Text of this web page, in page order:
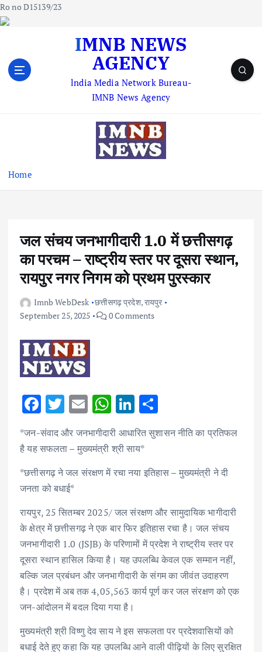
Ro no D15139/23
IMNB NEWS
AGENCY
lndia Media Network Bureau-
IMNB News Agency
Home
जल संचय जनभागीदारी 1.0 में छत्तीसगढ़
का परचम – राष्ट्रीय स्तर पर दूसरा स्थान,
रायपुर नगर निगम को प्रथम पुरस्कार
Imnb WebDesk छत्तीसगढ़ प्रदेश,रायपुर
September 25, 2025
0 Comments
F
ac
e
b
o
o
k
T
w
it
te
r
E
m
ai
l
W
h
at
s
A
p
Li
n
k
e
dI
ar
*जन-संवाद और जनभागीदारी आधारित सुशासन नीति का प्रतिफल
है यह सफलता – मुख्यमंत्री श्री साय*
*छत्तीसगढ़ ने जल संरक्षण में रचा नया इतिहास – मुख्यमंत्री ने दी
जनता को बधाई*
रायपुर, 25 सितम्बर 2025/ जल संरक्षण और सामुदायिक भागीदारी
के क्षेत्र में छत्तीसगढ़ ने एक बार फिर इतिहास रचा है। जल संचय
जनभागीदारी 1.0 (JSJB) के परिणामों में प्रदेश ने राष्ट्रीय स्तर पर
दूसरा स्थान हासिल किया है। यह उपलब्धि केवल एक सम्मान नहीं,
बल्कि जल प्रबंधन और जनभागीदारी के संगम का जीवंत उदाहरण
है। प्रदेश में अब तक 4,05,563 कार्य पूर्ण कर जल संरक्षण को एक
जन-आंदोलन में बदल दिया गया है।
मुख्यमंत्री श्री विष्णु देव साय ने इस सफलता पर प्रदेशवासियों को
बधाई देते हुए कहा कि यह उपलब्धि आने वाली पीढ़ियों के लिए सुरक्षित